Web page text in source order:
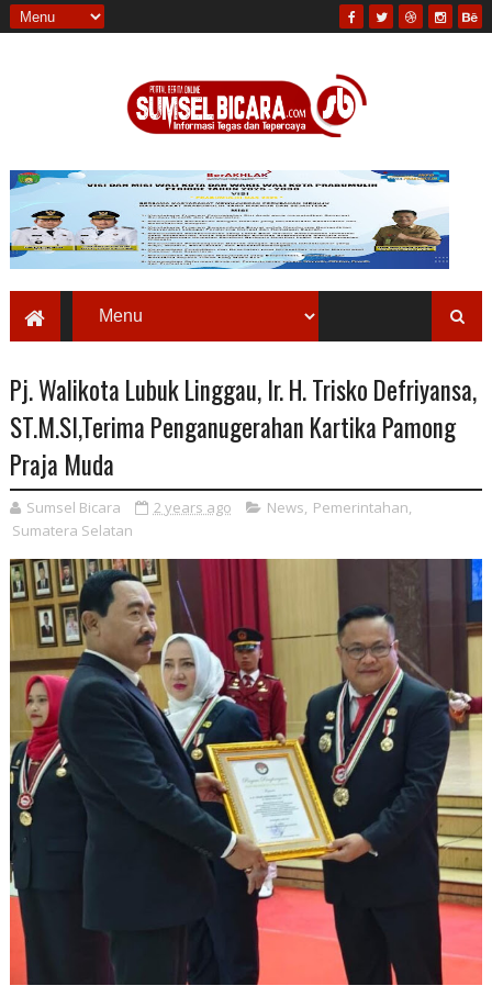
Pj. Walikota Lubuk Linggau, Ir. H. Trisko Defriyansa,
ST.M.SI,Terima Penganugerahan Kartika Pamong
Praja Muda
Sumsel Bicara 2 years ago News, Pemerintahan,
Sumatera Selatan